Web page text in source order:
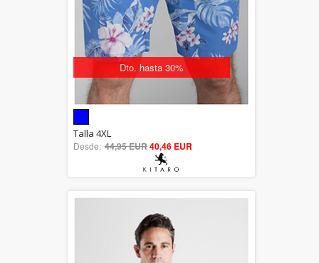
Dto. hasta 30%
out of 5
Talla 4XL
Desde: 44,95 EUR40,46 EUR